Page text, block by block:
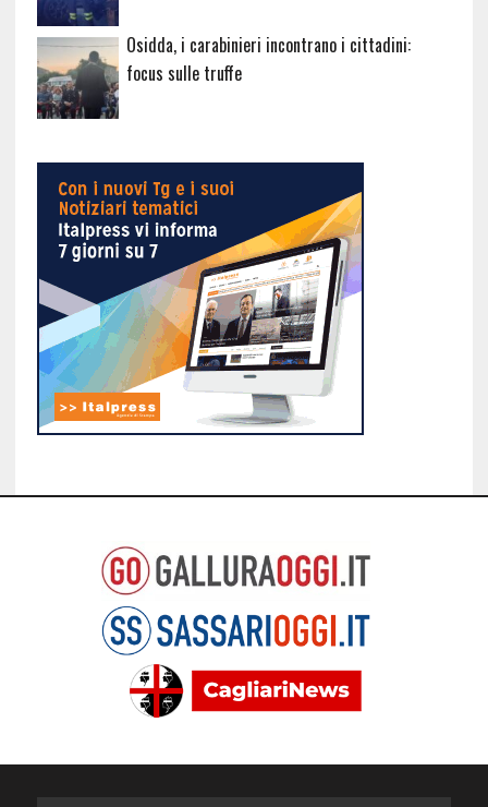
Osidda, i carabinieri incontrano i cittadini:
focus sulle truffe